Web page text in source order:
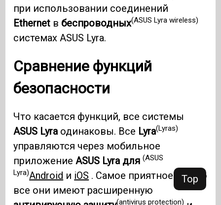
Top
при использовании соединений
Ethernet в беспроводных(ASUS Lyra wireless)
системах ASUS Lyra.
Сравнение функций
безопасности
Что касается функций, все системы
ASUS Lyraодинаковы. Все Lyra(Lyras)
управляются через мобильное
приложениеASUS Lyra для(ASUS
Lyra)Android и iOS . Самое приятное то, что
все они имеют расширенную
(antivirus protection)